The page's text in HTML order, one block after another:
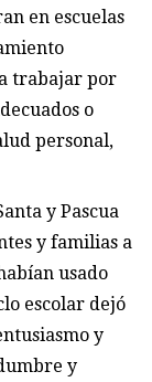
en escuelas
trabajar por
o
personal,
y Pascua
y familias a
usado
escolar dejó
y
y